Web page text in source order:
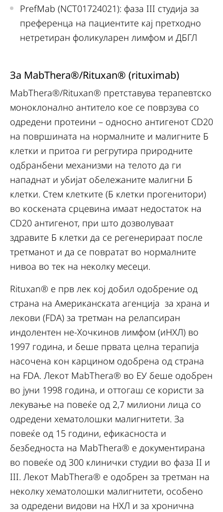
PrefMab (NCT01724021): фаза III студија за
преференца на пациентите кај претходно
нетретиран фоликуларен лимфом и ДБГЛ
За MabThera®/Rituxan® (rituximab)
MabThera®/Rituxan® претставува терапевтско
моноклонално антитело кое се поврзува со
одредени протеини – односно антигенот CD20
на површината на нормалните и малигните Б
клетки и притоа ги регрутира природните
одбранбени механизми на телото да ги
нападнат и убијат обележаните малигни Б
клетки. Стем клетките (Б клетки прогенитори)
во коскената срцевина имаат недостаток на
CD20 антигенот, при што дозволуваат
здравите Б клетки да се регенерираат после
третманот и да се повратат во нормалните
нивоа во тек на неколку месеци.
Rituxan® е прв лек кој добил одобрение од
страна на Американската агенција за храна и
лекови (FDA) за третман на релапсиран
индолентен не-Хочкинов лимфом (иНХЛ) во
1997 година, и беше првата целна терапија
насочена кон карцином одобрена од страна
на FDA. Лекот MabThera® во ЕУ беше одобрен
во јуни 1998 година, и оттогаш се користи за
лекување на повеќе од 2,7 милиони лица со
одредени хематолошки малигнитети. За
повеќе од 15 години, ефикасноста и
безбедноста на MabThera® е документирана
во повеќе од 300 клинички студии во фаза II и
III. Лекот MabThera® е одобрен за третман на
неколку хематолошки малигнитети, особено
за одредени видови на НХЛ и за хронична